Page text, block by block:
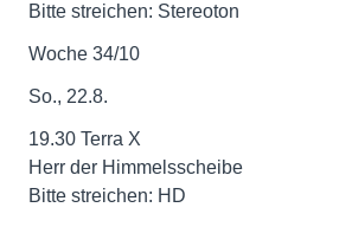
Bitte streichen: Stereoton
Woche 34/10
So., 22.8.
19.30 Terra X
Herr der Himmelsscheibe
Bitte streichen: HD